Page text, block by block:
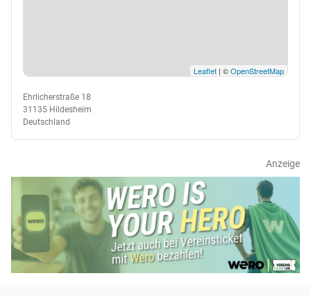
Leaflet | ©OpenStreetMap
Ehrlicherstraße 18
31135 Hildesheim
Deutschland
Anzeige